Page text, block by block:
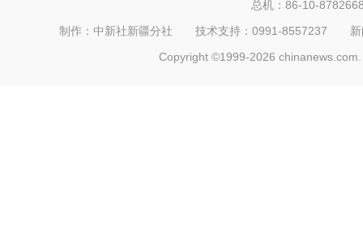
总机：86-10-
制作：中新社新疆分社 技术支持：0991-8557237
Copyright ©1999-2026